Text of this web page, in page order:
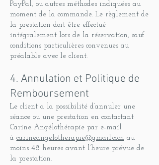
PayPal, ou autres méthodes indiquées au
moment de la commande. Le règlement de
la prestation doit être effectué
intégralement lors de la réservation, sauf
conditions particulières convenues au
préalable avec le client.
4. Annulation et Politique de
Remboursement
Le client a la possibilité d’annuler une
séance ou une prestation en contactant
Carine Angélothérapie par e-mail
à carineangelotherapie@gmail.com au
moins 48 heures avant l’heure prévue de
la prestation.